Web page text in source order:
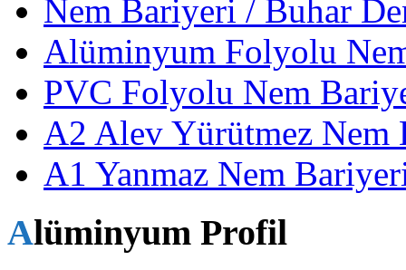
Nem Bariyeri / Buhar
Alüminyum Folyolu
PVC Folyolu Nem
A2 Alev Yürütmez Nem
A1 Yanmaz Nem
Alüminyum Profil